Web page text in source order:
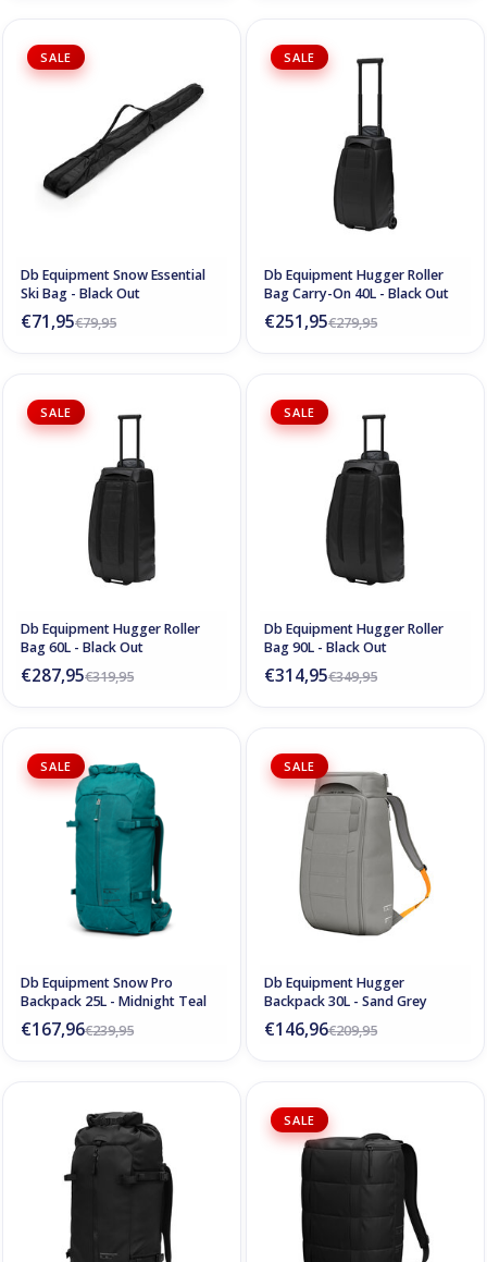
SALE
Db Equipment Snow Essential
Ski Bag - Black Out
€79,95
€71,95
SALE
Db Equipment Hugger Roller
Bag Carry-On 40L - Black Out
€279,95
€251,95
SALE
Db Equipment Hugger Roller
Bag 60L - Black Out
€319,95
€287,95
SALE
Db Equipment Hugger Roller
Bag 90L - Black Out
€349,95
€314,95
SALE
Db Equipment Snow Pro
Backpack 25L - Midnight Teal
€239,95
€167,96
SALE
Db Equipment Hugger
Backpack 30L - Sand Grey
€209,95
€146,96
SALE